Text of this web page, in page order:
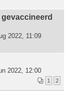
2022, 11:09
2022, 12:00
1 2